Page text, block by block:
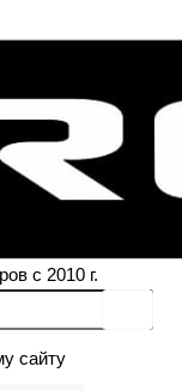
с 2010 г.
сайту